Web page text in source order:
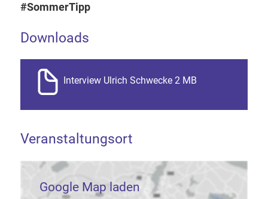
#SommerTipp
Downloads
Interview Ulrich Schwecke 2 MB
Veranstaltungsort
Google Map laden